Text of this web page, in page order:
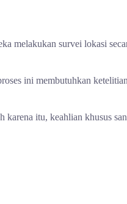
melakukan survei lokasi
ini membutuhkan
itu, keahlian khusus